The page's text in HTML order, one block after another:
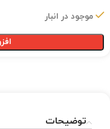
موجود در انبار
توضیحات